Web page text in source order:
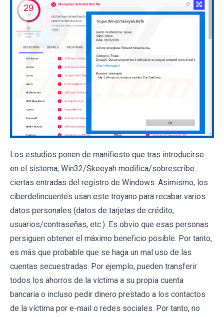
Los estudios ponen de manifiesto que tras introducirse
en el sistema, Win32/Skeeyah modifica/sobrescribe
ciertas entradas del registro de Windows. Asimismo, los
ciberdelincuentes usan este troyano para recabar varios
datos personales (datos de tarjetas de crédito,
usuarios/contraseñas, etc.). Es obvio que esas personas
persiguen obtener el máximo beneficio posible. Por tanto,
es más que probable que se haga un mal uso de las
cuentas secuestradas. Por ejemplo, pueden transferir
todos los ahorros de la víctima a su propia cuenta
bancaria o incluso pedir dinero prestado a los contactos
de la víctima por e-mail o redes sociales. Por tanto, no